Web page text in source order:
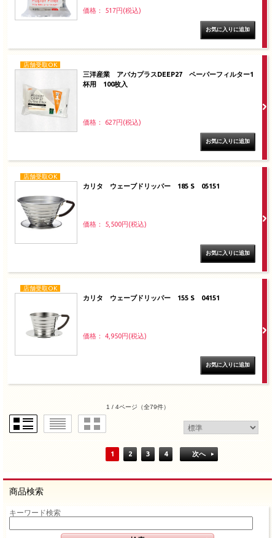
価格： 517円(税込)
店舗受取OK
三洋産業 アバカプラスDEEP27 ペーパーフィルター1
杯用 100枚入
価格： 627円(税込)
店舗受取OK
カリタ ウェーブドリッパー 185 S 05151
価格： 5,500円(税込)
店舗受取OK
カリタ ウェーブドリッパー 155 S 04151
価格： 4,950円(税込)
1 / 4ページ （全79件）
1 2 3 4 次へ
商品検索
キーワード検索